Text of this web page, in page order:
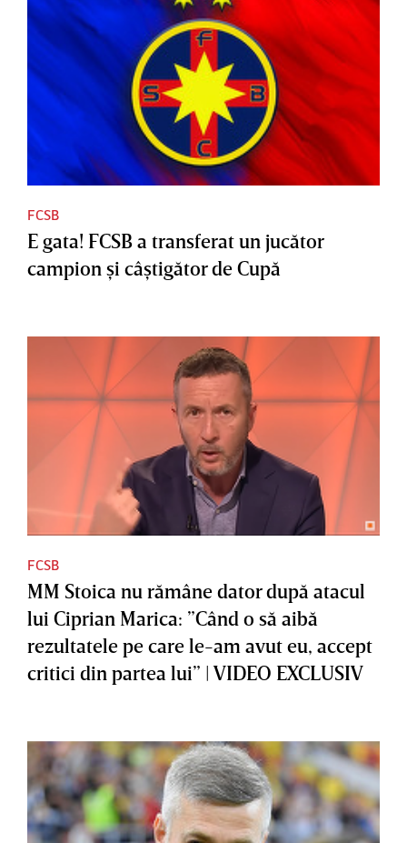
FCSB
E gata! FCSB a transferat un jucător
campion şi câştigător de Cupă
FCSB
MM Stoica nu rămâne dator după atacul
lui Ciprian Marica: ”Când o să aibă
rezultatele pe care le-am avut eu, accept
critici din partea lui” | VIDEO EXCLUSIV